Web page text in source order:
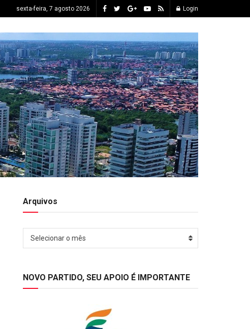
sexta-feira, 7 agosto 2026 Login
Arquivos
Selecionar o mês
NOVO PARTIDO, SEU APOIO É IMPORTANTE